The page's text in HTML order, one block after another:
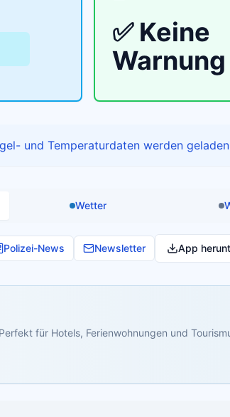
✅ Keine
Warnung
und Temperaturdaten werden
Wetter
Polizei-News Newsletter App
für Hotels, Ferienwohnungen und